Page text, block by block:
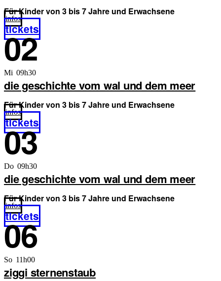
Für Kinder von 3 bis 7 Jahre und Erwachsene
infos
tickets
02
Mi 09h30
die geschichte vom wal und dem meer
Für Kinder von 3 bis 7 Jahre und Erwachsene
infos
tickets
03
Do 09h30
die geschichte vom wal und dem meer
Für Kinder von 3 bis 7 Jahre und Erwachsene
infos
tickets
06
So 11h00
ziggi sternenstaub